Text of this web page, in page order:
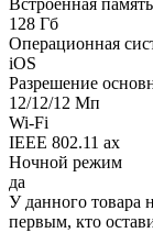
128 Гб
Операционная
iOS
Разрешение
12/12/12 Мп
Wi-Fi
IEEE 802.11 ax
Ночной режим
да
У данного товара
первым, кто